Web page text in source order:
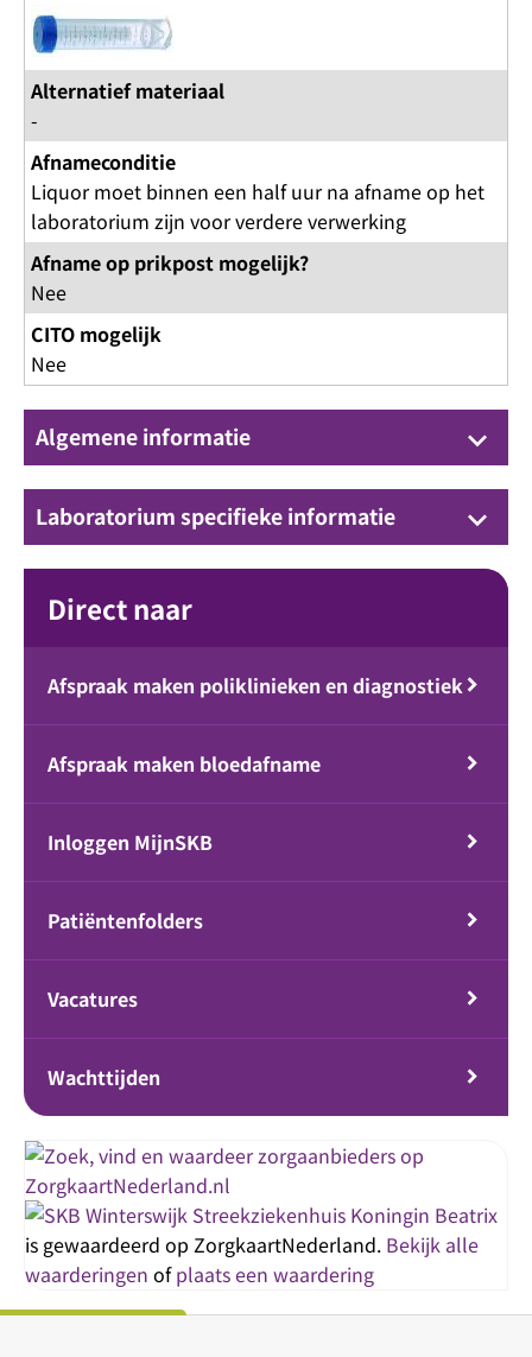
Alternatief materiaal
-
Afnameconditie
Liquor moet binnen een half uur na afname op het
laboratorium zijn voor verdere verwerking
Afname op prikpost mogelijk?
Nee
CITO mogelijk
Nee
Algemene informatie keyboard_arrow_down
Laboratorium specifieke informatie keyboard_arrow_down
Direct naar
Afspraak maken poliklinieken en diagnostiek
Afspraak maken bloedafname
Inloggen MijnSKB
Patiëntenfolders
Vacatures
Wachttijden
Streekziekenhuis Koningin Beatrix
is gewaardeerd op ZorgkaartNederland. Bekijk alle
waarderingen ofplaats een waardering